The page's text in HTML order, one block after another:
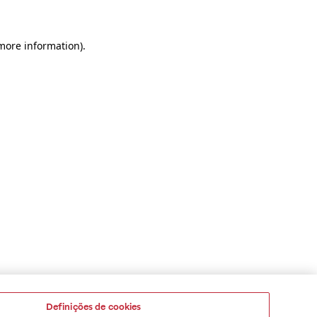
information).
Definições de cookies